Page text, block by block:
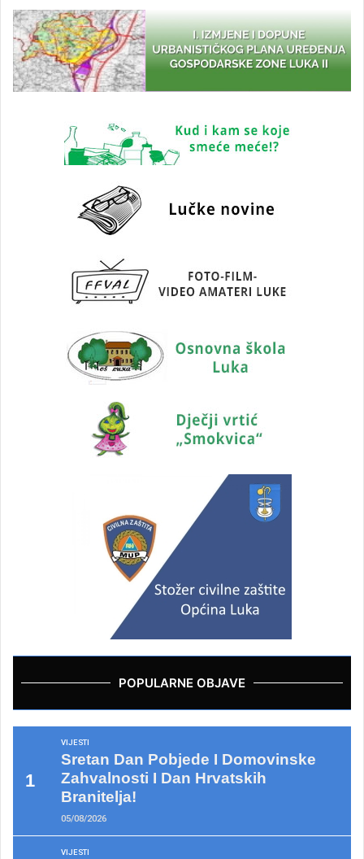
POPULARNE OBJAVE
VIJESTI
Sretan Dan Pobjede I Domovinske
Zahvalnosti I Dan Hrvatskih
Branitelja!
05/08/2026
VIJESTI